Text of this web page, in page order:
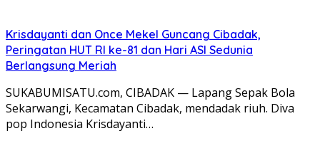
Krisdayanti dan Once Mekel Guncang Cibadak,
Peringatan HUT RI ke-81 dan Hari ASI Sedunia
Berlangsung Meriah
SUKABUMISATU.com, CIBADAK — Lapang Sepak Bola
Sekarwangi, Kecamatan Cibadak, mendadak riuh. Diva
pop Indonesia Krisdayanti…